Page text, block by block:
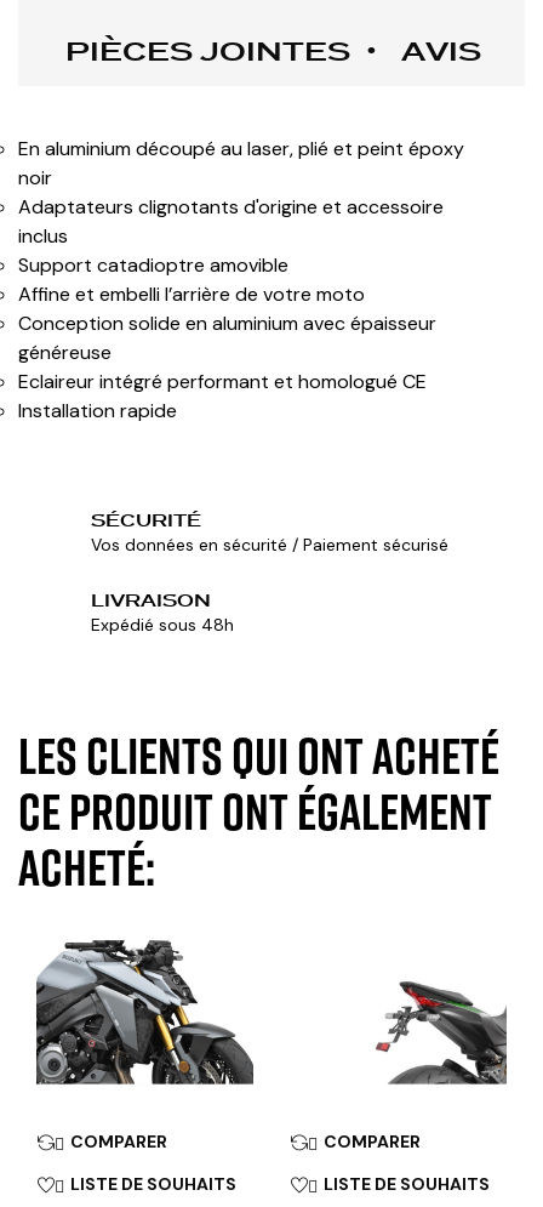
PIÈCES JOINTES
AVIS
En aluminium découpé au laser, plié et peint époxy
noir
Adaptateurs clignotants d'origine et accessoire
inclus
Support catadioptre amovible
Affine et embelli l’arrière de votre moto
Conception solide en aluminium avec épaisseur
généreuse
Eclaireur intégré performant et homologué CE
Installation rapide
SÉCURITÉ
Vos données en sécurité / Paiement sécurisé
LIVRAISON
Expédié sous 48h
Les clients qui ont acheté
ce produit ont également
acheté:
 COMPARER
 LISTE DE SOUHAITS
 COMPARER
 LISTE DE SOUHAITS